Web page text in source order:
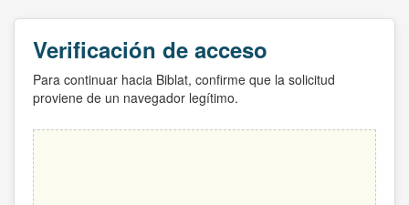
Verificación de acceso
Para continuar hacia Biblat, confirme que la solicitud
proviene de un navegador legítimo.